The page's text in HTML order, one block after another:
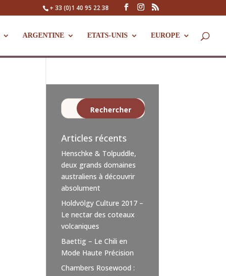
+ 33 (0)1 40 95 22 38
ARGENTINE ETATS-UNIS EUROPE
Articles récents
Henschke & Tolpuddle,
deux grands domaines
australiens à découvrir
absolument
Holdvölgy Culture 2017 –
Le nectar des coteaux
volcaniques
Baettig – Le Chili en
Mode Haute Précision
Chambers Rosewood :